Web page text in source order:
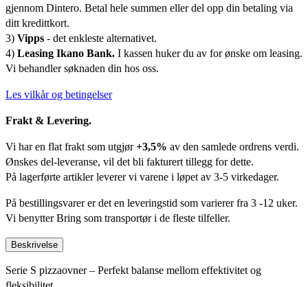
gjennom Dintero. Betal hele summen eller del opp din betaling via
ditt kredittkort.
3) Vipps - det enkleste alternativet.
4) Leasing Ikano Bank. I kassen huker du av for ønske om leasing.
Vi behandler søknaden din hos oss.
Les vilkår og betingelser
Frakt & Levering.
Vi har en flat frakt som utgjør+3,5% av den samlede ordrens verdi.
Ønskes del-leveranse, vil det bli fakturert tillegg for dette.
På lagerførte artikler leverer vi varene i løpet av 3-5 virkedager.
På bestillingsvarer er det en leveringstid som varierer fra 3 -12 uker.
Vi benytter Bring som transportør i de fleste tilfeller.
Beskrivelse
Serie S pizzaovner – Perfekt balanse mellom effektivitet og